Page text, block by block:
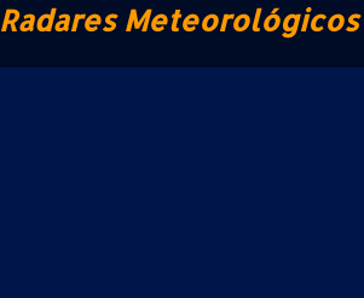
Radares